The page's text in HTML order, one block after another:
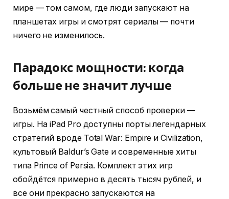
мире — том самом, где люди запускают на
планшетах игры и смотрят сериалы — почти
ничего не изменилось.
Парадокс мощности: когда
больше не значит лучше
Возьмём самый честный способ проверки —
игры. На iPad Pro доступны порты легендарных
стратегий вроде Total War: Empire и Civilization,
культовый Baldur’s Gate и современные хиты
типа Prince of Persia. Комплект этих игр
обойдётся примерно в десять тысяч рублей, и
все они прекрасно запускаются на